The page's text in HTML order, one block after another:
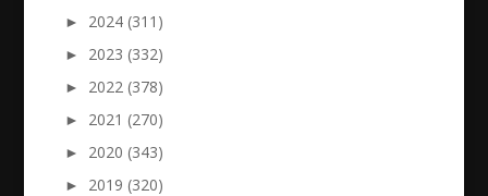
►
2024 (311)
►
2023 (332)
►
2022 (378)
►
2021 (270)
►
2020 (343)
►
2019 (320)